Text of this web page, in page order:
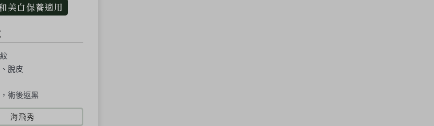
美白保養適用
脫皮
術後返黑
海飛秀